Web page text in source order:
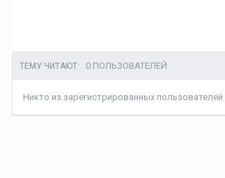
ТЕМУ ЧИТАЮТ: 0 ПОЛЬЗОВАТЕЛЕЙ
Никто из зарегистрированных пользователей